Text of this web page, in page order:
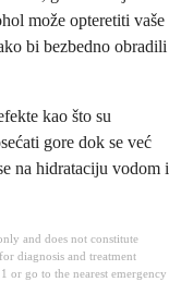
može opteretiti vaše
bi bezbedno obradili
kao što su
gore dok se već
na hidrataciju vodom i
and does not constitute
diagnosis and treatment
or go to the nearest emergency